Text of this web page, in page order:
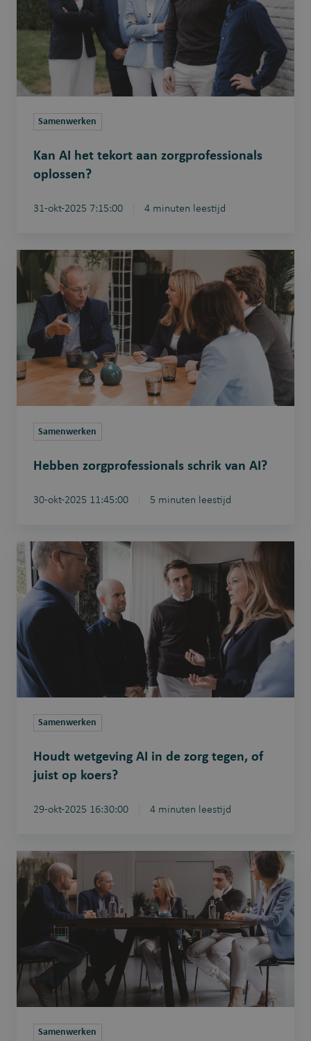
zorgprofessionals
Samenwerken
Kan AI het tekort aan zorgprofessionals
oplossen?
31-okt-2025 7:15:00 4 minuten leestijd
Hebben
zorgprofessionals
schrik
AI?
Samenwerken
Hebben zorgprofessionals schrik van AI?
30-okt-2025 11:45:00 5 minuten leestijd
Houdt
wetgeving
AI
de
zorg
tegen,
of
juist
koers?Samenwerken
Houdt wetgeving AI in de zorg tegen, of
juist op koers?
29-okt-2025 16:30:00 4 minuten leestijd
Zijn
patiënten
klaar
voor
de
dokter?
Samenwerken